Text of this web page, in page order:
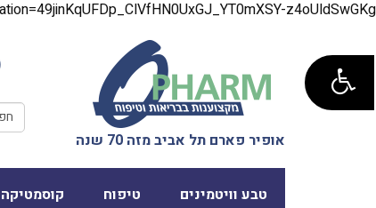
z4oUldSwGKg
אופיר פארם תל אביב מזה 70 שנה
טבע וויטמינים טיפוח קוסמטיקה